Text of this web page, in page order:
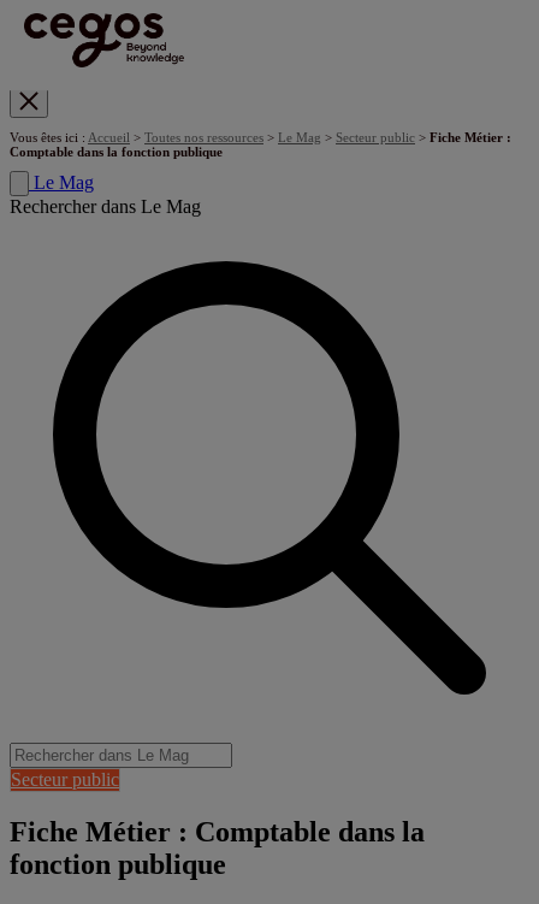
Vous êtes ici : Accueil > Toutes nos ressources > Le Mag > Secteur public > Fiche Métier :
Comptable dans la fonction publique
Le Mag
Rechercher dans Le Mag
Secteur public
Fiche Métier : Comptable dans la
fonction publique